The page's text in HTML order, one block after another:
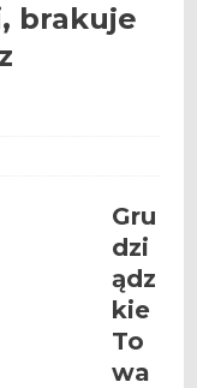
brakuje
Gru
dzi
ądz
kie
To
wa